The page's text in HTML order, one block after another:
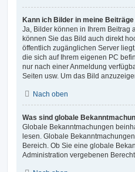
Kann ich Bilder in meine
Ja, Bilder können in Ihrem Beitrag
können Sie das Bild auch direkt
öffentlich zugänglichen Server
die sich auf Ihrem eigenen PC
nur nach einer Anmeldung
Seiten usw. Um das Bild
Nach oben
Was sind globale
Globale Bekanntmachungen
lesen. Globale
Bereich. Ob Sie eine globale
Administration vergebenen